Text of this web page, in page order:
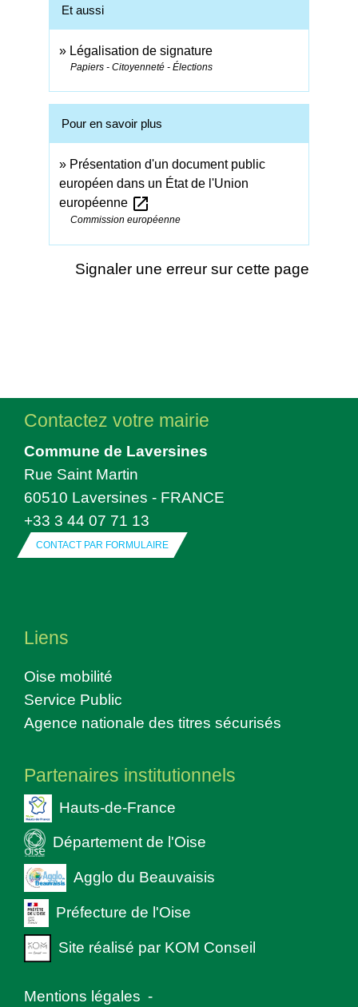
Et aussi
Légalisation de signature
Papiers - Citoyenneté - Élections
Pour en savoir plus
Présentation d'un document public
européen dans un État de l'Union
européenne open_in_new
Commission européenne
Signaler une erreur sur cette page
Contactez votre mairie
Commune de Laversines
Rue Saint Martin
60510 Laversines - FRANCE
+33 3 44 07 71 13
CONTACT PAR FORMULAIRE
Liens
Oise mobilité
Service Public
Agence nationale des titres sécurisés
Partenaires institutionnels
Hauts-de-France
Département de l'Oise
Agglo du Beauvaisis
Préfecture de l'Oise
Site réalisé par KOM Conseil
Mentions légales -